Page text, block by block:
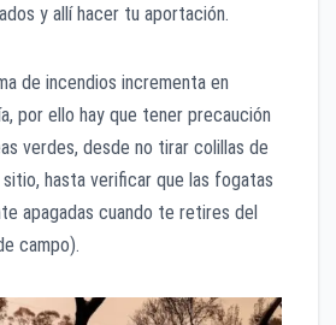
y allí hacer tu aportación.
de incendios incrementa en
por ello hay que tener precaución
verdes, desde no tirar colillas de
hasta verificar que las fogatas
apagadas cuando te retires del
campo).